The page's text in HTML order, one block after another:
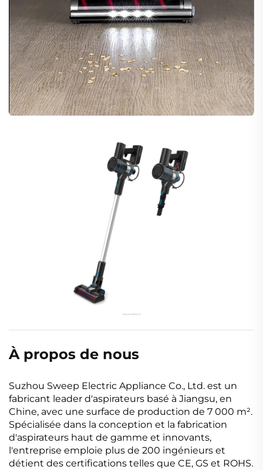
À propos de nous
Suzhou Sweep Electric Appliance Co., Ltd. est un
fabricant leader d'aspirateurs basé à Jiangsu, en
Chine, avec une surface de production de 7 000 m².
Spécialisée dans la conception et la fabrication
d'aspirateurs haut de gamme et innovants,
l'entreprise emploie plus de 200 ingénieurs et
détient des certifications telles que CE, GS et ROHS.